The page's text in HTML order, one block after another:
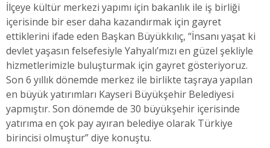
İlçeye kültür merkezi yapımı için bakanlık ile iş birliği
içerisinde bir eser daha kazandırmak için gayret
ettiklerini ifade eden Başkan Büyükkılıç, “İnsanı yaşat ki
devlet yaşasın felsefesiyle Yahyalı’mızı en güzel şekliyle
hizmetlerimizle buluşturmak için gayret gösteriyoruz.
Son 6 yıllık dönemde merkez ile birlikte taşraya yapılan
en büyük yatırımları Kayseri Büyükşehir Belediyesi
yapmıştır. Son dönemde de 30 büyükşehir içerisinde
yatırıma en çok pay ayıran belediye olarak Türkiye
birincisi olmuştur” diye konuştu.